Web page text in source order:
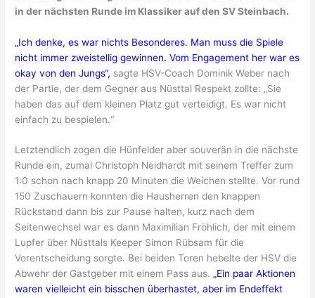
in der nächsten Runde im Klassiker auf den SV Steinbach.
„Ich denke, es war nichts Besonderes. Man muss die Spiele
nicht immer zweistellig gewinnen. Vom Engagement her war es
okay von den Jungs“, sagte HSV-Coach Dominik Weber nach
der Partie, der dem Gegner aus Nüsttal Respekt zollte: „Sie
haben das auf dem kleinen Platz gut verteidigt. Es war nicht
einfach zu bespielen.“
Letztendlich zogen die Hünfelder aber souverän in die nächste
Runde ein, zumal Christoph Neidhardt mit seinem Treffer zum
1:0 schon nach knapp 20 Minuten die Weichen stellte. Vor rund
150 Zuschauern konnten die Hausherren den knappen
Rückstand dann bis zur Pause halten, kurz nach dem
Seitenwechsel war es dann Maximilian Fröhlich, der mit einem
Lupfer über Nüsttals Keeper Simon Rübsam für die
Vorentscheidung sorgte. Bei beiden Toren hebelte der HSV die
Abwehr der Gastgeber mit einem Pass aus. „Ein paar Aktionen
waren vielleicht ein bisschen überhastet, aber im Endeffekt